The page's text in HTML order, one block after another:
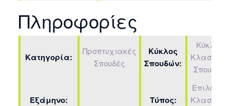
Πληροφορίες
Κατηγορία:
Προπτυχιακές
Σπουδές
Κύκλος
Σπουδών:
Κύκλος
Κλασικών
Σπουδών
Εξάμηνο: Τύπος:
Επιλογής
Κλασικών